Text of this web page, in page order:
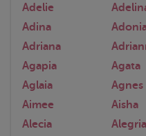
Adelie
Adina
Adriana
Agapia
Agata
Aglaia
Agnes
Aimee
Aisha
Alecia
Alegria